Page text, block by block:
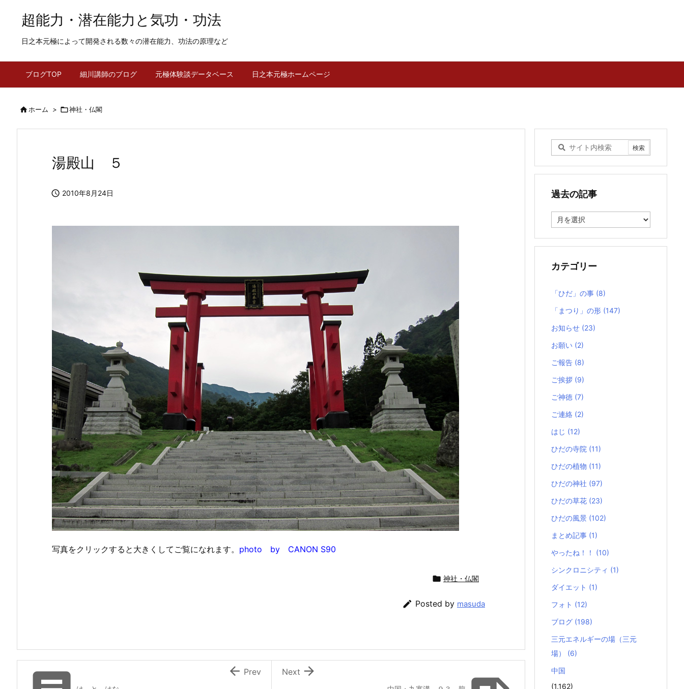
超能力・潜在能力と気功・功法
日之本元極によって開発される数々の潜在能力、功法の原理など
ブログTOP 細川講師のブログ 元極体験談データベース 日之本元極ホームページ
ホーム > 神社・仏閣
湯殿山 ５
 2010年8月24日
写真をクリックすると大きくしてご覧になれます。 photo by CANON S90
 神社・仏閣
 Posted by masuda

Next
 Prev
過去の記事
去
記
カテゴリー
「ひだ」の事 (8)
「まつり」の形 (147)
お知らせ (23)
お願い (2)
ご報告 (8)
ご挨拶 (9)
ご神徳 (7)
ご連絡 (2)
はじ (12)
ひだの寺院 (11)
ひだの植物 (11)
ひだの神社 (97)
ひだの草花 (23)
ひだの風景 (102)
まとめ記事 (1)
やったね！！ (10)
シンクロニシティ (1)
ダイエット (1)
フォト (12)
ブログ (198)
三元エネルギーの場（三元
場） (6)
中国
(1,162)